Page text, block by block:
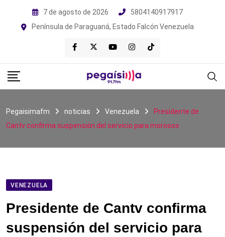
7 de agosto de 2026
5804140917917
Península de Paraguaná, Estado Falcón Venezuela
Pegaisimafm noticias Venezuela
Presidente de
Cantv confirma suspensión del servicio para morosos
VENEZUELA
Presidente de Cantv confirma
suspensión del servicio para